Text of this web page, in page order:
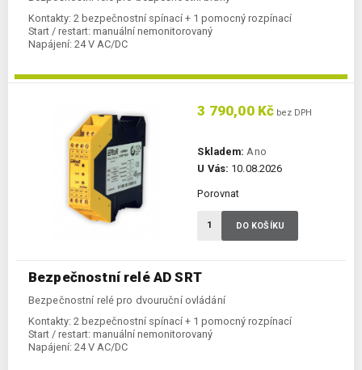
Kontakty: 2 bezpečnostní spínací + 1 pomocný rozpínací
Start / restart: manuální nemonitorovaný
Napájení: 24 V AC/DC
Bezpečnostní relé AD SRT
Bezpečnostní relé pro dvouruční ovládání
Kontakty: 2 bezpečnostní spínací + 1 pomocný rozpínací
Start / restart: manuální nemonitorovaný
Napájení: 24 V AC/DC
3 790,00 Kč bez DPH
Skladem: Ano
U Vás: 10.08.2026
Porovnat
DO KOŠÍKU